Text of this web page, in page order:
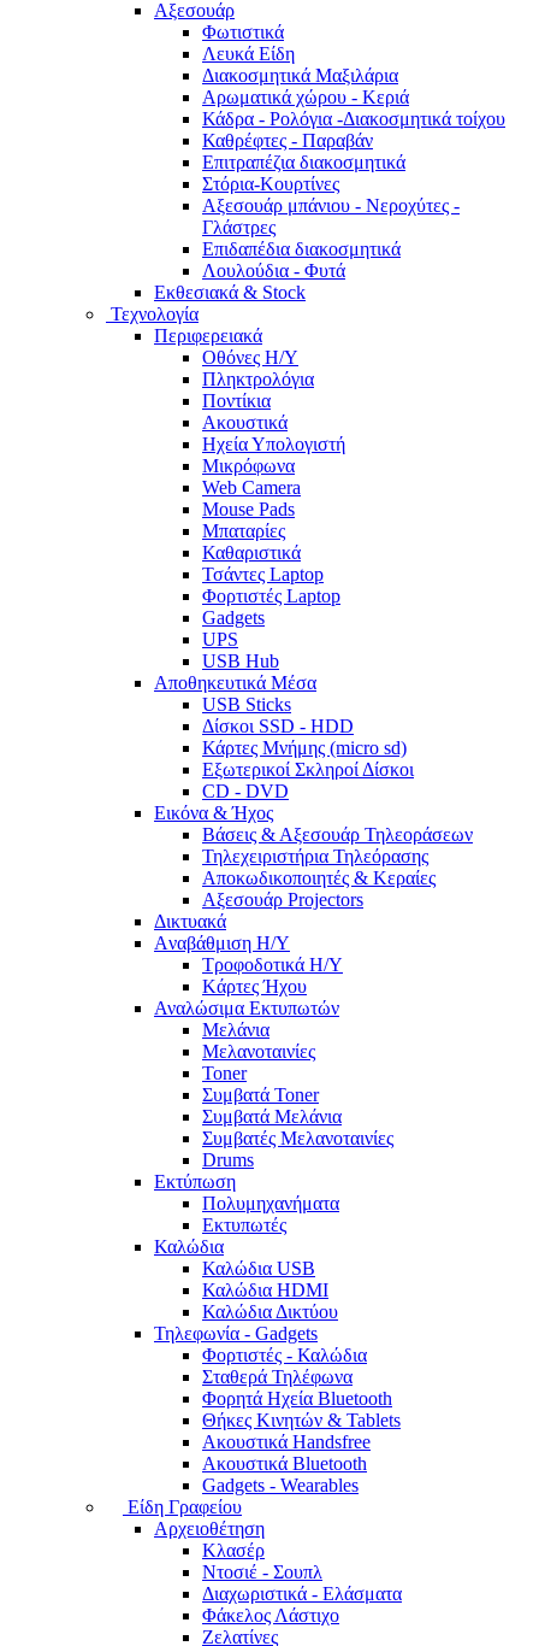
Αξεσουάρ
Φωτιστικά
Λευκά Είδη
Διακοσμητικά Μαξιλάρια
Αρωματικά χώρου - Κεριά
Κάδρα - Ρολόγια -Διακοσμητικά τοίχου
Καθρέφτες - Παραβάν
Επιτραπέζια διακοσμητικά
Στόρια-Κουρτίνες
Αξεσουάρ μπάνιου - Νεροχύτες -
Γλάστρες
Επιδαπέδια διακοσμητικά
Λουλούδια - Φυτά
Εκθεσιακά & Stock
Τεχνολογία
Περιφερειακά
Οθόνες Η/Υ
Πληκτρολόγια
Ποντίκια
Ακουστικά
Ηχεία Υπολογιστή
Μικρόφωνα
Web Camera
Mouse Pads
Μπαταρίες
Καθαριστικά
Τσάντες Laptop
Φορτιστές Laptop
Gadgets
UPS
USB Hub
Αποθηκευτικά Μέσα
USB Sticks
Δίσκοι SSD - HDD
Κάρτες Μνήμης (micro sd)
Εξωτερικοί Σκληροί Δίσκοι
CD - DVD
Εικόνα & Ήχος
Βάσεις & Αξεσουάρ Τηλεοράσεων
Τηλεχειριστήρια Τηλεόρασης
Αποκωδικοποιητές & Κεραίες
Αξεσουάρ Projectors
Δικτυακά
Aναβάθμιση Η/Υ
Τροφοδοτικά Η/Υ
Kάρτες Ήχου
Αναλώσιμα Εκτυπωτών
Μελάνια
Μελανοταινίες
Toner
Συμβατά Toner
Συμβατά Μελάνια
Συμβατές Μελανοταινίες
Drums
Εκτύπωση
Πολυμηχανήματα
Εκτυπωτές
Καλώδια
Καλώδια USB
Καλώδια HDMI
Καλώδια Δικτύου
Τηλεφωνία - Gadgets
Φορτιστές - Καλώδια
Σταθερά Τηλέφωνα
Φορητά Ηχεία Bluetooth
Θήκες Κινητών & Tablets
Ακουστικά Handsfree
Ακουστικά Bluetooth
Gadgets - Wearables
Είδη Γραφείου
Αρχειοθέτηση
Κλασέρ
Ντοσιέ - Σουπλ
Διαχωριστικά - Ελάσματα
Φάκελος Λάστιχο
Ζελατίνες